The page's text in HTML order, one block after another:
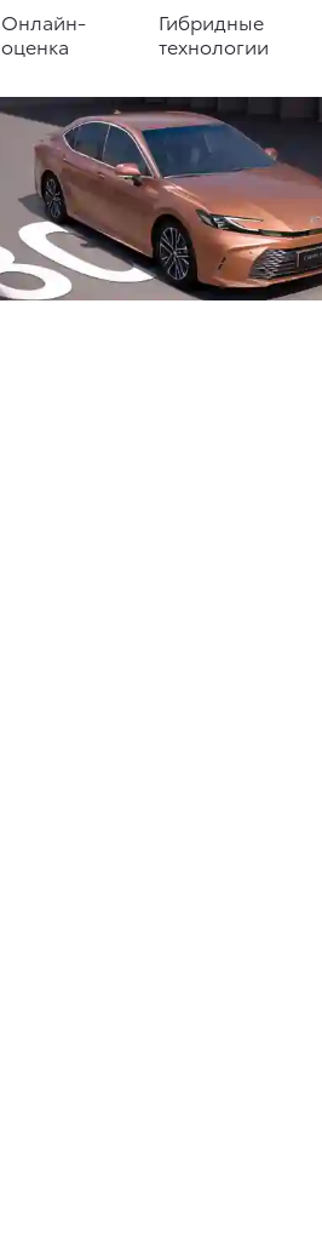
Онлайн-
оценка
Гибридные
технологии